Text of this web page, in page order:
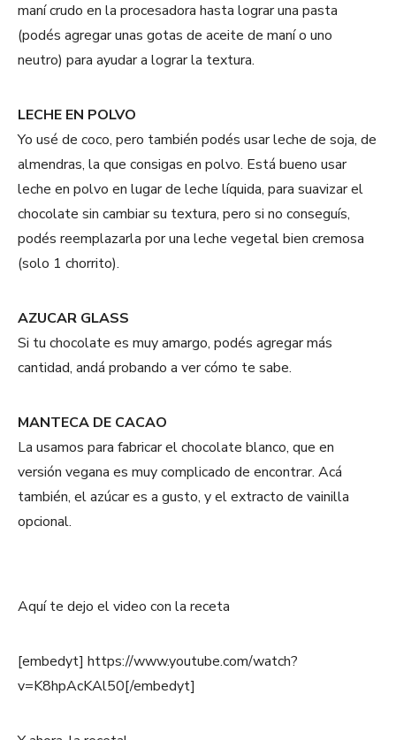
maní crudo en la procesadora hasta lograr una pasta
(podés agregar unas gotas de aceite de maní o uno
neutro) para ayudar a lograr la textura.
LECHE EN POLVO
Yo usé de coco, pero también podés usar leche de soja, de
almendras, la que consigas en polvo. Está bueno usar
leche en polvo en lugar de leche líquida, para suavizar el
chocolate sin cambiar su textura, pero si no conseguís,
podés reemplazarla por una leche vegetal bien cremosa
(solo 1 chorrito).
AZUCAR GLASS
Si tu chocolate es muy amargo, podés agregar más
cantidad, andá probando a ver cómo te sabe.
MANTECA DE CACAO
La usamos para fabricar el chocolate blanco, que en
versión vegana es muy complicado de encontrar. Acá
también, el azúcar es a gusto, y el extracto de vainilla
opcional.
Aquí te dejo el video con la receta
[embedyt] https://www.youtube.com/watch?
v=K8hpAcKAl50[/embedyt]